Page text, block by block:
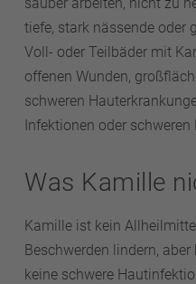
tiefe, stark nässende oder
Voll- oder Teilbäder mit
offenen Wunden,
schweren
Infektionen oder
Was Kamille
Kamille ist kein
Beschwerden lindern,
keine schwere